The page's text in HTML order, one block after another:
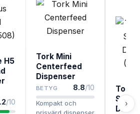
H5
/10
Tork Mini
Centerfeed
Dispenser
BETYG 8.8/10
Kompakt och
Tork
Stand
›